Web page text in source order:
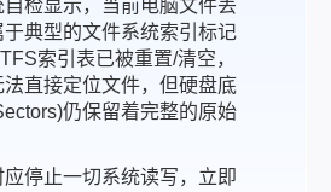
检显示，当前电脑文件丢
典型的文件系统索引标记
索引表已被重置/清空，
直接定位文件，但硬盘底
仍保留着完整的原始
停止一切系统读写，立即